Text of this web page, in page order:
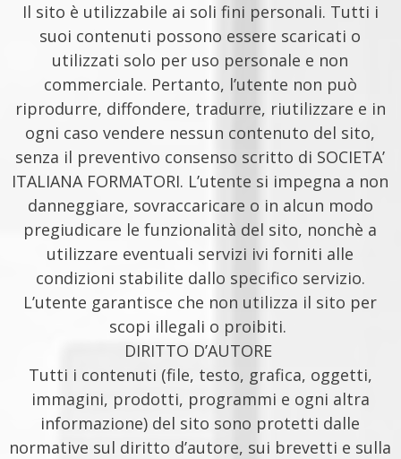
Il sito è utilizzabile ai soli fini personali. Tutti i
suoi contenuti possono essere scaricati o
utilizzati solo per uso personale e non
commerciale. Pertanto, l’utente non può
riprodurre, diffondere, tradurre, riutilizzare e in
ogni caso vendere nessun contenuto del sito,
senza il preventivo consenso scritto di SOCIETA’
ITALIANA FORMATORI. L’utente si impegna a non
danneggiare, sovraccaricare o in alcun modo
pregiudicare le funzionalità del sito, nonchè a
utilizzare eventuali servizi ivi forniti alle
condizioni stabilite dallo specifico servizio.
L’utente garantisce che non utilizza il sito per
scopi illegali o proibiti.
DIRITTO D’AUTORE
Tutti i contenuti (file, testo, grafica, oggetti,
immagini, prodotti, programmi e ogni altra
informazione) del sito sono protetti dalle
normative sul diritto d’autore, sui brevetti e sulla